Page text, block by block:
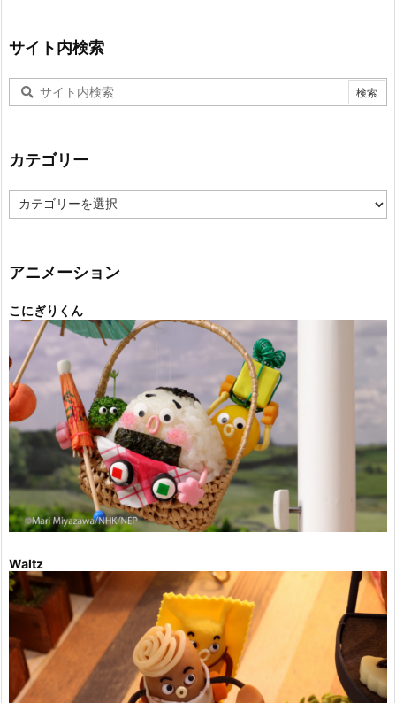
サイト内検索
カテゴリー
テ
ー
アニメーション
こにぎりくん
Waltz